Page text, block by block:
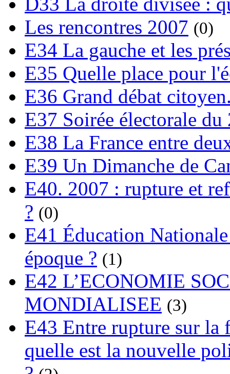
Les rencontres 2007 (0)
E34 La gauche et les
E35 Quelle place pour
E36 Grand débat
E37 Soirée électorale
E38 La France entre
E39 Un Dimanche de
E40. 2007 : rupture et
? (0)
E41 Éducation
époque ? (1)
E42 L’ECONOMIE
MONDIALISEE (3)
E43 Entre rupture sur
quelle est la nouvelle